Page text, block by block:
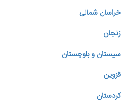
خراسان شمالی
زنجان
سیستان و بلوچستان
قزوین
کردستان